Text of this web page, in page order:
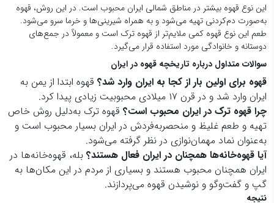
این نوع قهوه بیشتر در مناطق شمالی ایران محبوب است. در این روش، قهوه
به‌صورت دم‌کردنی تهیه می‌شود و به همراه شیرینی‌ها و خرما سرو می‌شود.
طعم این نوع قهوه کمی ملایم‌تر از قهوه ترک است و معمولاً در جمع‌های
دوستانه و خانوادگی مورد استفاده قرار می‌گیرد.
سوالات متداول درباره تاریخچه قهوه در ایران
قهوه برای اولین بار از کجا به ایران وارد شد؟ قهوه ابتدا از یمن به
ایران وارد شد و در قرن ۱۷ میلادی محبوبیت زیادی پیدا کرد.
چرا قهوه ترک در ایران محبوب است؟ قهوه ترک به‌دلیل روش خاص
تهیه و طعم غلیظ و منحصربه‌فردش در ایران بسیار محبوب است و
به‌عنوان نماد مهمان‌نوازی در نظر گرفته می‌شود.
آیا قهوه‌خانه‌ها همچنان در ایران فعال هستند؟ بله، قهوه‌خانه‌ها در
ایران همچنان محبوب هستند و بسیاری از مردم در این مکان‌ها به
گپ و گفت‌وگو و نوشیدن قهوه می‌پردازند.
نتیجه